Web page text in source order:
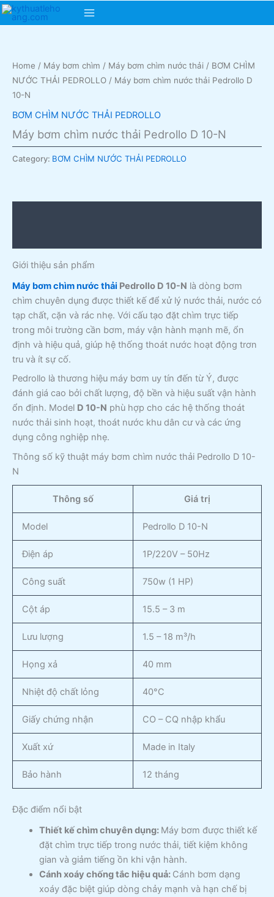
Skip
Main
Home / Máy bơm chìm / Máy bơm chìm nước thải / BƠM CHÌM
NƯỚC THẢI PEDROLLO / Máy bơm chìm nước thải Pedrollo D
10-N
BƠM CHÌM NƯỚC THẢI PEDROLLO
Máy bơm chìm nước thải Pedrollo D 10-N
Category: BƠM CHÌM NƯỚC THẢI PEDROLLO
Giới thiệu sản phẩm
Máy bơm chìm nước thải Pedrollo D 10-N là dòng bơm
chìm chuyên dụng được thiết kế để xử lý nước thải, nước có
tạp chất, cặn và rác nhẹ. Với cấu tạo đặt chìm trực tiếp
trong môi trường cần bơm, máy vận hành mạnh mẽ, ổn
định và hiệu quả, giúp hệ thống thoát nước hoạt động trơn
tru và ít sự cố.
Pedrollo là thương hiệu máy bơm uy tín đến từ Ý, được
đánh giá cao bởi chất lượng, độ bền và hiệu suất vận hành
ổn định. Model D 10-N phù hợp cho các hệ thống thoát
nước thải sinh hoạt, thoát nước khu dân cư và các ứng
dụng công nghiệp nhẹ.
Thông số kỹ thuật máy bơm chìm nước thải Pedrollo D 10-
N
Thông số Giá trị
Model Pedrollo D 10-N
Điện áp 1P/220V – 50Hz
Công suất 750w (1 HP)
Cột áp 15.5 – 3 m
Lưu lượng 1.5 – 18 m³/h
Họng xả 40 mm
Nhiệt độ chất lỏng 40°C
Giấy chứng nhận CO – CQ nhập khẩu
Xuất xứ Made in Italy
Bảo hành 12 tháng
Đặc điểm nổi bật
Thiết kế chìm chuyên dụng: Máy bơm được thiết kế
đặt chìm trực tiếp trong nước thải, tiết kiệm không
gian và giảm tiếng ồn khi vận hành.
Cánh xoáy chống tắc hiệu quả: Cánh bơm dạng
xoáy đặc biệt giúp dòng chảy mạnh và hạn chế bị